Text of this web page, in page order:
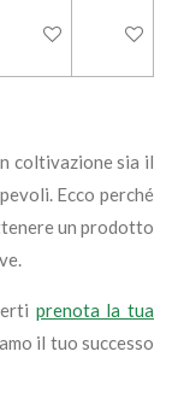
al carrello
Aggiungi al carrello
coltivazione sia il
Ecco perché
un prodotto
prenota la tua
il tuo successo